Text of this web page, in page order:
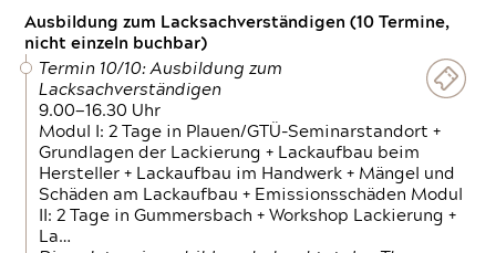
Ausbildung zum Lacksachverständigen (10 Termine,
nicht einzeln buchbar)
Termin 10/10: Ausbildung zum
Lacksachverständigen
9.00—16.30 Uhr
Modul I: 2 Tage in Plauen/GTÜ-Seminarstandort +
Grundlagen der Lackierung + Lackaufbau beim
Hersteller + Lackaufbau im Handwerk + Mängel und
Schäden am Lackaufbau + Emissionsschäden Modul
II: 2 Tage in Gummersbach + Workshop Lackierung +
La…